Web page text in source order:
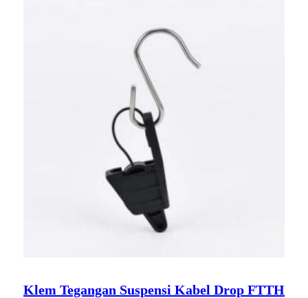
Klem Tegangan Suspensi Kabel Drop FTTH